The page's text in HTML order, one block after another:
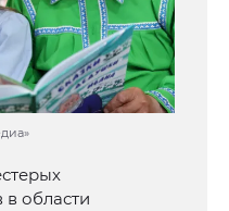
в области